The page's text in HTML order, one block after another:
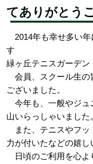
てありがとう
2014年も幸せ多い
す
緑ヶ丘テニスガーデ
会員、スクール生の
ございました。
今年も、一般やジュ
山いらっしゃいました
また、テニスやフッ
力が付いたなどの嬉し
日頃のご利用を心よ